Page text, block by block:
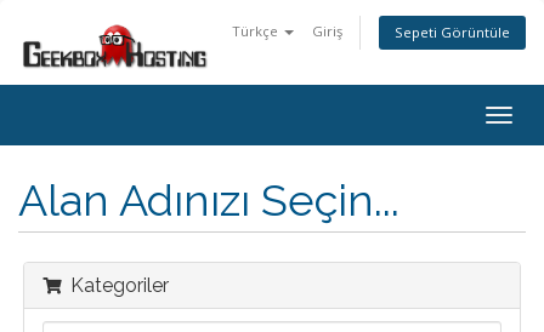
Türkçe Giriş Sepeti Görüntüle
Alan Adınızı Seçin...
Kategoriler